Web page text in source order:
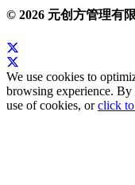
© 2026 元创方管理有
We use cookies to
browsing experience. By
use of cookies, orclick